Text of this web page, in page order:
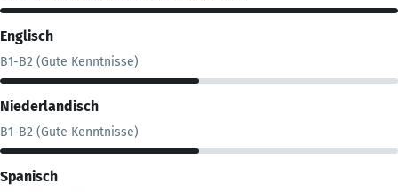
Englisch
B1-B2 (Gute Kenntnisse)
Niederlandisch
B1-B2 (Gute Kenntnisse)
Spanisch